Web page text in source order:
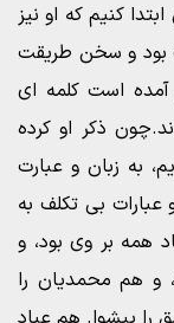
کنیم که او نیز
بود و سخن طریقت
است کلمه ای
ذکر او کرده
به زبان و عبارت
بی تکلف به
همه بر وی بود، و
و هم محمدیان را